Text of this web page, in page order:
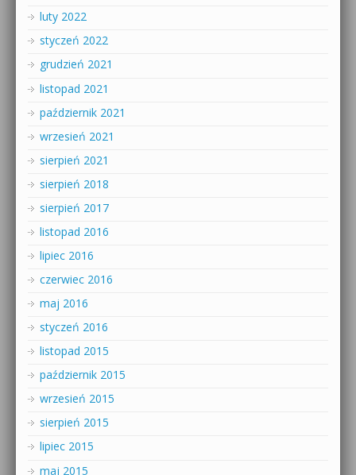
luty 2022
styczeń 2022
grudzień 2021
listopad 2021
październik 2021
wrzesień 2021
sierpień 2021
sierpień 2018
sierpień 2017
listopad 2016
lipiec 2016
czerwiec 2016
maj 2016
styczeń 2016
listopad 2015
październik 2015
wrzesień 2015
sierpień 2015
lipiec 2015
maj 2015